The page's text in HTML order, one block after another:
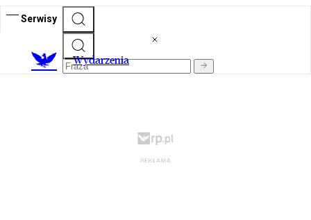
Serwisy
Wydarzenia